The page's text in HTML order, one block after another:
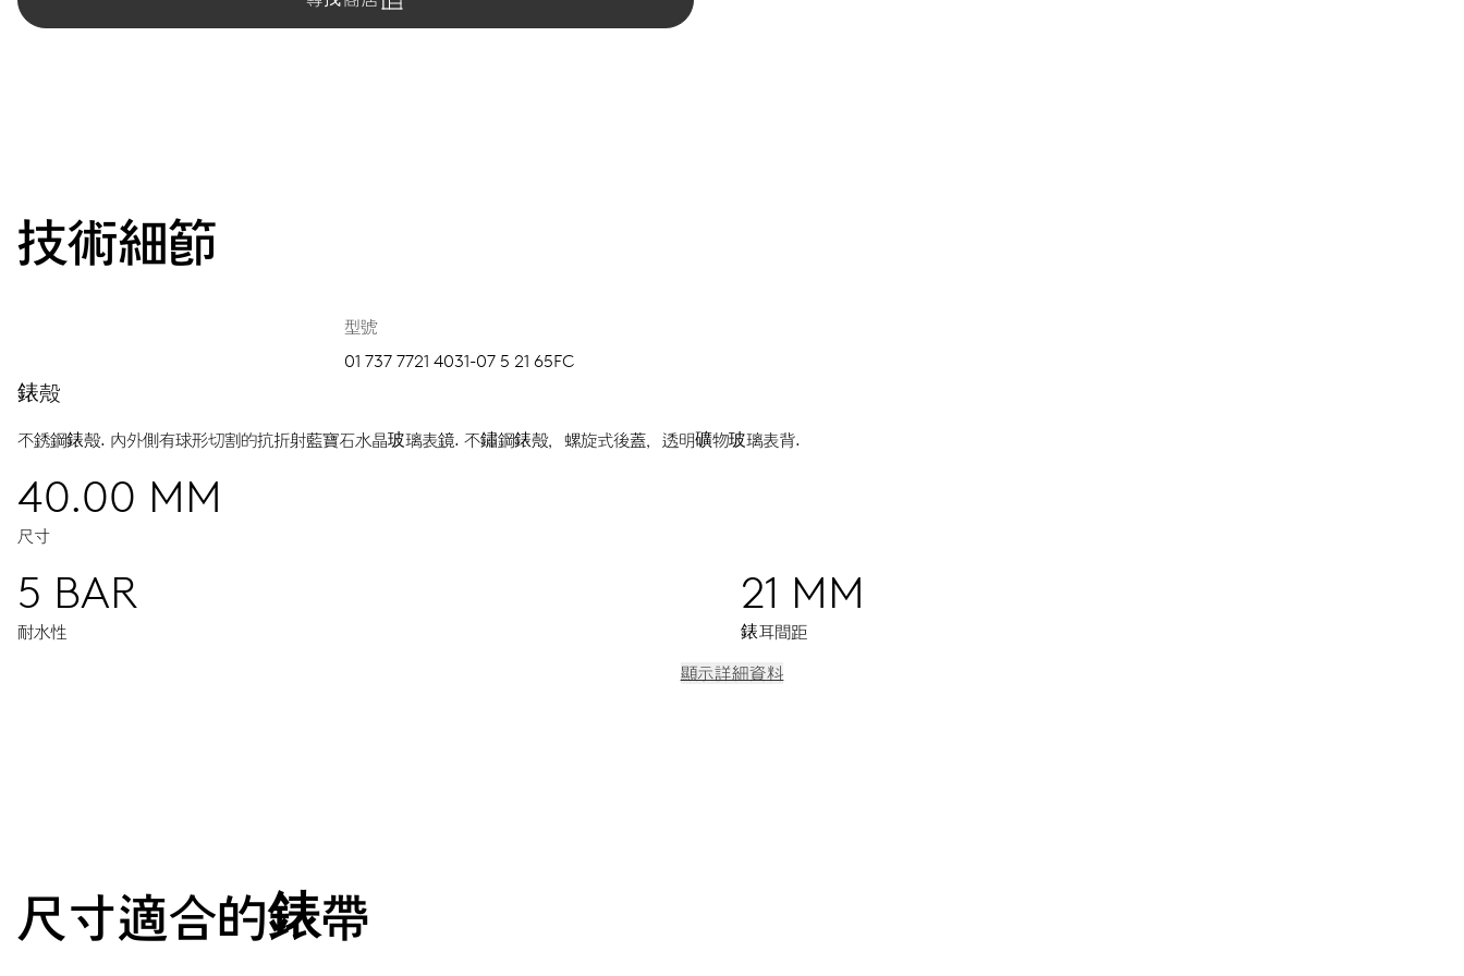
技術細節
型號
01 737 7721 4031-07 5 21 65FC
錶殼
不銹鋼錶殼. 內外側有球形切割的抗折射藍寶石水晶玻璃表鏡. 不鏽鋼錶殼，螺旋式後蓋，透明礦物玻璃表背.
40.00 MM
尺寸
5 BAR
耐水性
21 MM
錶耳間距
動力儲備
顯示詳細資料
尺寸適合的錶帶